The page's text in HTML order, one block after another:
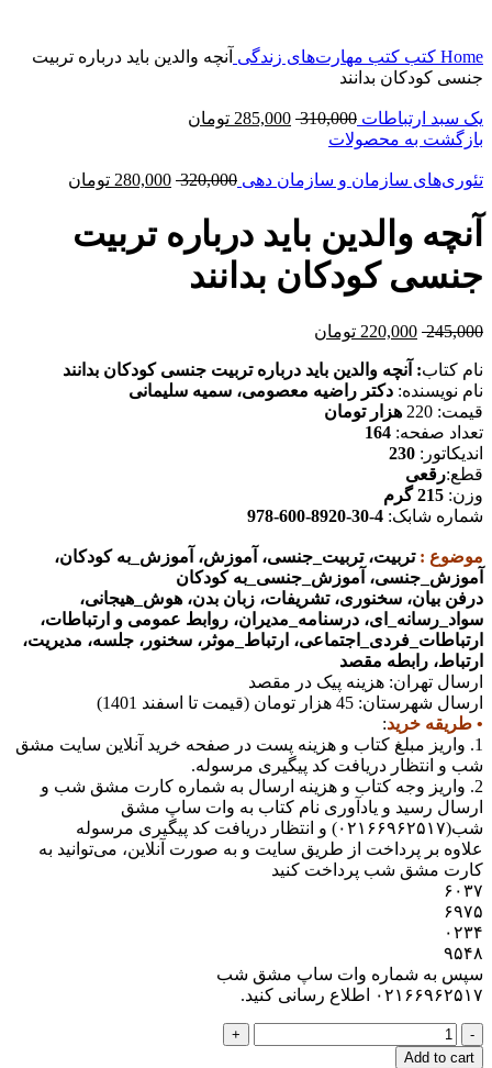
Home کتب کتب مهارت‌های زندگی آنچه والدین باید درباره تربیت
جنسی کودکان بدانند
یک سبد ارتباطات 310,000
285,000 تومان
بازگشت به محصولات
تئوری‌های سازمان و سازمان دهی 320,000
280,000 تومان
آنچه والدین باید درباره تربیت
جنسی کودکان بدانند
245,000
220,000 تومان
نام کتاب: آنچه والدین باید درباره تربیت جنسی کودکان بدانند
نام نویسنده: دکتر راضیه معصومی، سمیه سلیمانی
قیمت: 220
هزار تومان
تعداد صفحه:
اندیکاتور: 230
قطع:رقعی
وزن: 215 گرم
شماره شابک: 4-30-8920-600-978
موضوع :تربیت، تربیت_جنسی، آموزش، آموزش_به کودکان،
آموزش_جنسی، آموزش_جنسی_به کودکان
درفن بیان، سخنوری، تشریفات، زبان بدن، هوش_هیجانی،
سواد_رسانه_ای، درسنامه_مدیران، روابط عمومی و ارتباطات،
ارتباطات_فردی_اجتماعی، ارتباط_موثر، سخنور، جلسه، مدیریت،
ارتباط، رابطه مقصد
ارسال تهران: هزینه پیک در مقصد
ارسال شهرستان: 45 هزار تومان (قیمت تا اسفند 1401)
• طریقه خرید:
1. واریز مبلغ کتاب و هزینه پست در صفحه خرید آنلاین سایت مشق
شب و انتظار دریافت کد پیگیری مرسوله.
2. واریز وجه کتاب و هزینه ارسال به شماره کارت مشق شب و
ارسال رسید و یادآوری نام کتاب به وات ساپ مشق
شب(۰۲۱۶۶۹۶۲۵۱۷) و انتظار دریافت کد پیگیری مرسوله
علاوه بر پرداخت از طریق سایت و به صورت آنلاین، می‌توانید به
کارت مشق شب پرداخت کنید
۶۰۳۷
۶۹۷۵
۰۲۳۴
۹۵۴۸
سپس به شماره وات ساپ مشق شب
۰۲۱۶۶۹۶۲۵۱۷ اطلاع رسانی کنید.
Add to cart